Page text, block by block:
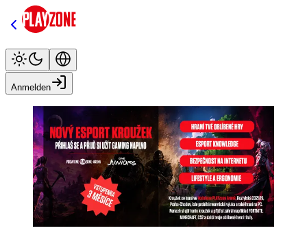
Anmelden